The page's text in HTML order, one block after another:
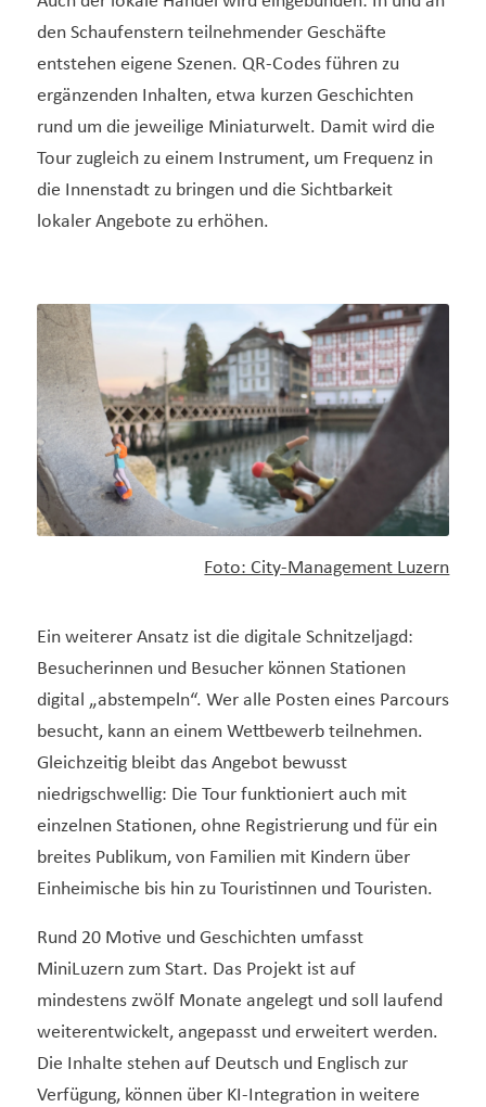
den Schaufenstern teilnehmender Geschäfte
entstehen eigene Szenen. QR-Codes führen zu
ergänzenden Inhalten, etwa kurzen Geschichten
rund um die jeweilige Miniaturwelt. Damit wird die
Tour zugleich zu einem Instrument, um Frequenz in
die Innenstadt zu bringen und die Sichtbarkeit
lokaler Angebote zu erhöhen.
Foto: City-Management Luzern
Ein weiterer Ansatz ist die digitale Schnitzeljagd:
Besucherinnen und Besucher können Stationen
digital „abstempeln“. Wer alle Posten eines Parcours
besucht, kann an einem Wettbewerb teilnehmen.
Gleichzeitig bleibt das Angebot bewusst
niedrigschwellig: Die Tour funktioniert auch mit
einzelnen Stationen, ohne Registrierung und für ein
breites Publikum, von Familien mit Kindern über
Einheimische bis hin zu Touristinnen und Touristen.
Rund 20 Motive und Geschichten umfasst
MiniLuzern zum Start. Das Projekt ist auf
mindestens zwölf Monate angelegt und soll laufend
weiterentwickelt, angepasst und erweitert werden.
Die Inhalte stehen auf Deutsch und Englisch zur
Verfügung, können über KI-Integration in weitere